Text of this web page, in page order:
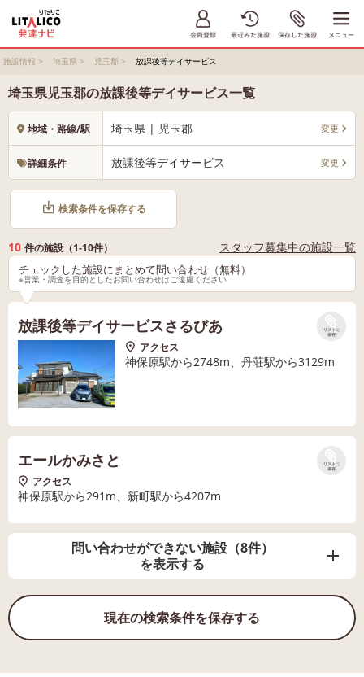
施設情報 > 埼玉県 > 児玉郡 > 放課後等デイサービス
埼玉県児玉郡の放課後等デイサービス一覧
地域・路線/駅 埼玉県 | 児玉郡 変更
詳細条件 放課後等デイサービス 変更
検索条件を保存する
10 件の施設（1-10件） スタッフ募集中の施設一覧
チェックした施設にまとめて問い合わせ（無料）
※営業・調査を目的としたお問い合わせはご遠慮ください
リストに
保存
放課後等デイサービスさるびあ
アクセス
神保原駅から2748m、丹荘駅から3129m
リストに
保存
エールかみさと
アクセス
神保原駅から291m、新町駅から4207m
問い合わせができない施設（8件）
を表示する
現在の検索条件を保存する